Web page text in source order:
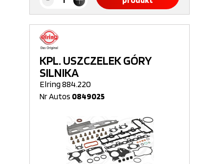
KPL. USZCZELEK GÓRY
SILNIKA
Elring 884.220
Nr Autos 0849025